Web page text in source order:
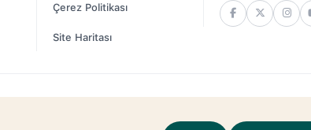
Çerez Politikası
Site Haritası
© 2025 - 2026 Müthiş Psikoloji. Tüm Hakları Saklıdır.